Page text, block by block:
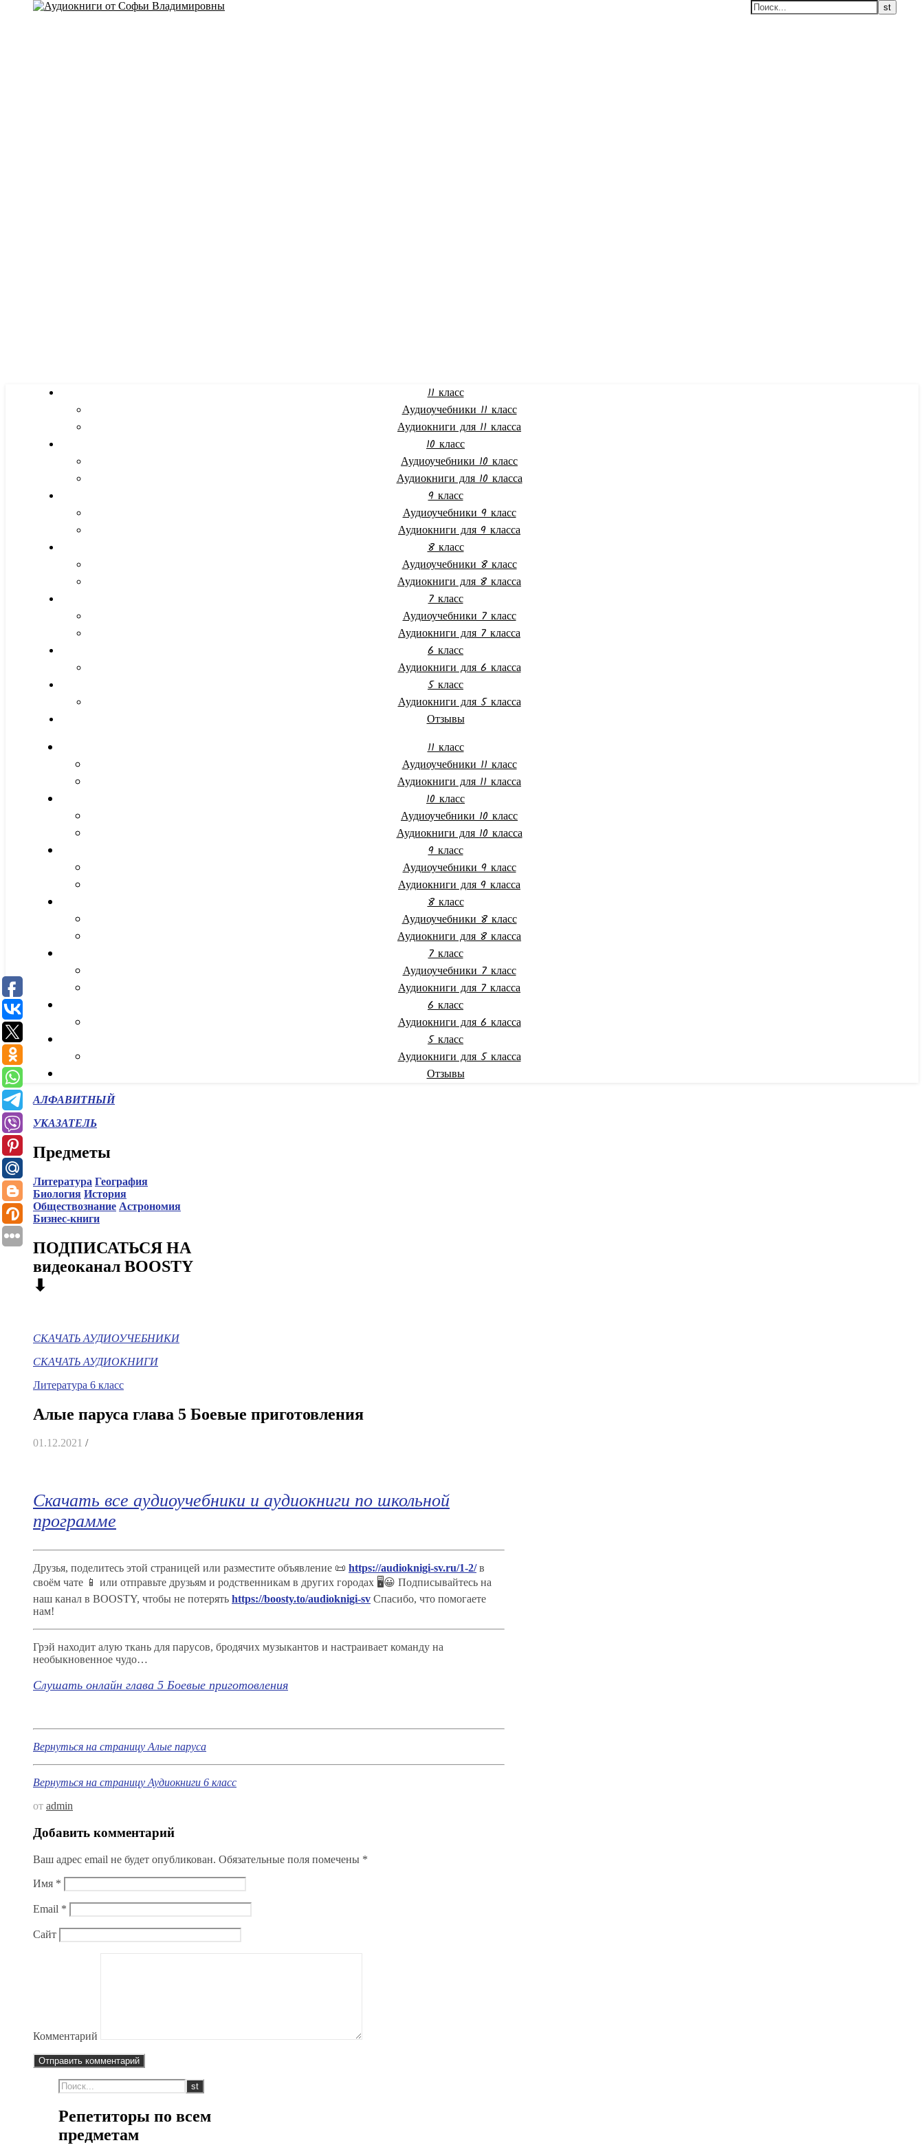
11 класс
Аудиоучебники 11 класс
Аудиокниги для 11 класса
10 класс
Аудиоучебники 10 класс
Аудиокниги для 10 класса
9 класс
Аудиоучебники 9 класс
Аудиокниги для 9 класса
8 класс
Аудиоучебники 8 класс
Аудиокниги для 8 класса
7 класс
Аудиоучебники 7 класс
Аудиокниги для 7 класса
6 класс
Аудиокниги для 6 класса
5 класс
Аудиокниги для 5 класса
Отзывы
11 класс
Аудиоучебники 11 класс
Аудиокниги для 11 класса
10 класс
Аудиоучебники 10 класс
Аудиокниги для 10 класса
9 класс
Аудиоучебники 9 класс
Аудиокниги для 9 класса
8 класс
Аудиоучебники 8 класс
Аудиокниги для 8 класса
7 класс
Аудиоучебники 7 класс
Аудиокниги для 7 класса
6 класс
Аудиокниги для 6 класса
5 класс
Аудиокниги для 5 класса
Отзывы
АЛФАВИТНЫЙ
УКАЗАТЕЛЬ
Предметы
Литература География
Биология История
Обществознание Астрономия
Бизнес-книги
ПОДПИСАТЬСЯ НА
видеоканал BOOSTY
⬇
СКАЧАТЬ АУДИОУЧЕБНИКИ
СКАЧАТЬ АУДИОКНИГИ
Литература 6 класс
Алые паруса глава 5 Боевые приготовления
01.12.2021 /
Скачать все аудиоучебники и аудиокниги по школьной
программе
Друзья, поделитесь этой страницей или разместите объявление 📜 https://audioknigi-sv.ru/1-2/в
своём чате 📱 или отправьте друзьям и родственникам в других городах 🖥😀 Подписывайтесь на
наш канал в BOOSTY, чтобы не потерять https://boosty.to/audioknigi-sv Спасибо, что помогаете
нам!
Грэй находит алую ткань для парусов, бродячих музыкантов и настраивает команду на
необыкновенное чудо…
Слушать онлайн глава 5 Боевые приготовления
Вернуться на страницу Алые паруса
Вернуться на страницу Аудиокниги 6 класс
от admin
Добавить комментарий
Ваш адрес email не будет опубликован. Обязательные поля помечены *
Имя *
Email *
Сайт
Комментарий
Репетиторы по всем
предметам